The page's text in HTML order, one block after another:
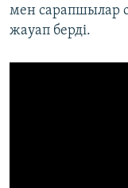
мен сарапшылар
жауап берді.